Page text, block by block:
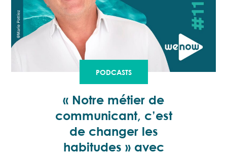
PODCASTS
« Notre métier de
communicant, c’est
de changer les
habitudes » avec